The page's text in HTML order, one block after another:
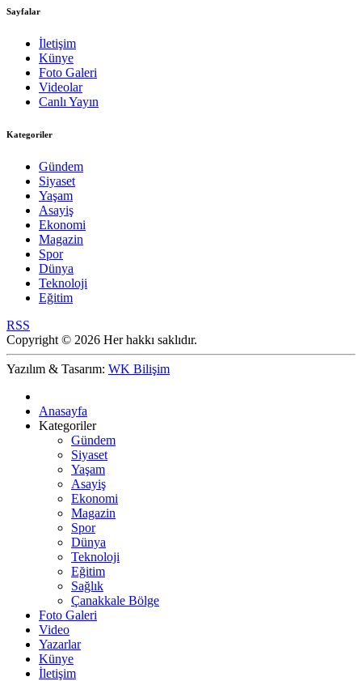
Sayfalar
İletişim
Künye
Foto Galeri
Videolar
Canlı Yayın
Kategoriler
Gündem
Siyaset
Yaşam
Asayiş
Ekonomi
Magazin
Spor
Dünya
Teknoloji
Eğitim
RSS
Copyright © 2026 Her hakkı saklıdır.
Yazılım & Tasarım: WK Bilişim
Anasayfa
Kategoriler
Gündem
Siyaset
Yaşam
Asayiş
Ekonomi
Magazin
Spor
Dünya
Teknoloji
Eğitim
Sağlık
Çanakkale Bölge
Foto Galeri
Video
Yazarlar
Künye
İletişim